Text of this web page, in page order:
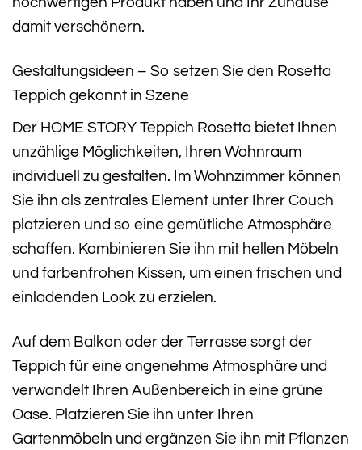
damit verschönern.
Gestaltungsideen – So setzen Sie den Rosetta
Teppich gekonnt in Szene
Der HOME STORY Teppich Rosetta bietet Ihnen
unzählige Möglichkeiten, Ihren Wohnraum
individuell zu gestalten. Im Wohnzimmer können
Sie ihn als zentrales Element unter Ihrer Couch
platzieren und so eine gemütliche Atmosphäre
schaffen. Kombinieren Sie ihn mit hellen Möbeln
und farbenfrohen Kissen, um einen frischen und
einladenden Look zu erzielen.
Auf dem Balkon oder der Terrasse sorgt der
Teppich für eine angenehme Atmosphäre und
verwandelt Ihren Außenbereich in eine grüne
Oase. Platzieren Sie ihn unter Ihren
Gartenmöbeln und ergänzen Sie ihn mit Pflanzen